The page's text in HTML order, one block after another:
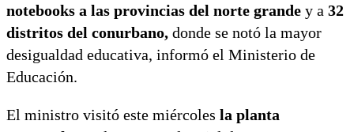
notebooks a las provincias del norte grande y a 32
distritos del conurbano, donde se notó la mayor
desigualdad educativa, informó el Ministerio de
Educación.
El ministro visitó este miércoles la planta